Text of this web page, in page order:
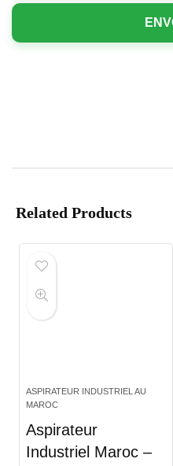
Related Products
ASPIRATEUR INDUSTRIEL AU
MAROC
Aspirateur
Industriel Maroc –